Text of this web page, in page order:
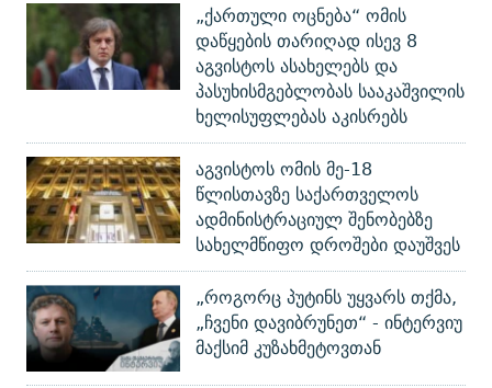
„ქართული ოცნება“ ომის
დაწყების თარიღად ისევ 8
აგვისტოს ასახელებს და
პასუხისმგებლობას სააკაშვილის
ხელისუფლებას აკისრებს
აგვისტოს ომის მე-18
წლისთავზე საქართველოს
ადმინისტრაციულ შენობებზე
სახელმწიფო დროშები დაუშვეს
„როგორც პუტინს უყვარს თქმა,
„ჩვენი დავიბრუნეთ“ - ინტერვიუ
მაქსიმ კუზახმეტოვთან